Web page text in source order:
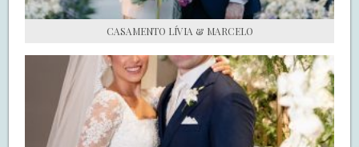
CASAMENTO LÍVIA & MARCELO